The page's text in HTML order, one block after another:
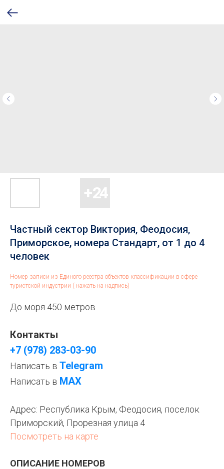
Частный сектор Виктория, Феодосия,
Приморское, номера Стандарт, от 1 до 4
человек
Номер записи из Единого реестра объектов классификации в сфере
туристской индустрии ( нажать на надпись)
До моря 450 метров
Контакты
+7 (978) 283-03-90
Написать в Telegram
Написать в МАХ
Адрес: Республика Крым, Феодосия, поселок
Приморский, Прорезная улица 4
Посмотреть на карте
ОПИСАНИЕ НОМЕРОВ